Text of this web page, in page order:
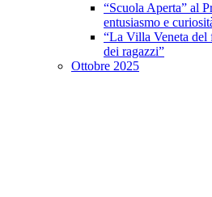
“Scuola Aperta” al
entusiasmo e
“La Villa Veneta
dei ragazzi”
Ottobre 2025